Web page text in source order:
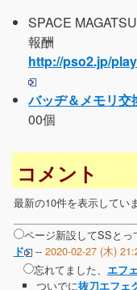
SPACE
報酬
http://pso2.jp/
バッヂ＆メモリ交
00個
コメント
最新の10件を表示してい
ページ新設してSSとっ
ド -- 2020-02-27 (木)
忘れてました、
エフ
ついでに抜刀エフェ